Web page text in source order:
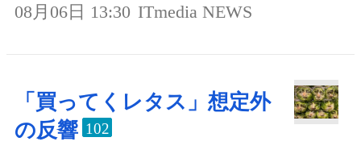
08月06日 13:30 ITmedia NEWS
「買ってくレタス」想定外
の反響 102